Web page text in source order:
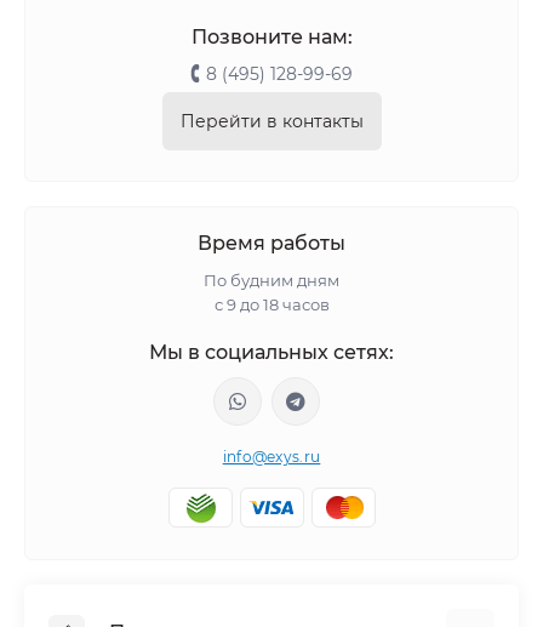
Позвоните нам:
8 (495) 128-99-69
Перейти в контакты
Время работы
По будним дням
с 9 до 18 часов
Мы в социальных сетях:
info@exys.ru